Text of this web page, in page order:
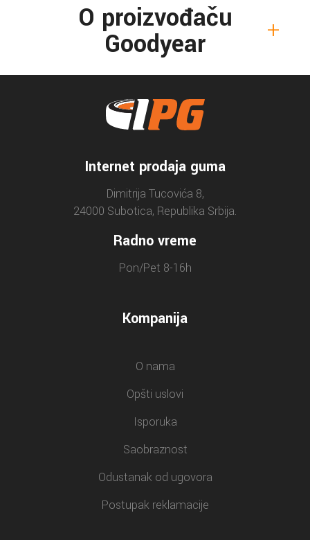
O proizvođaču
Goodyear
Internet prodaja guma
Dimitrija Tucovića 8,
24000 Subotica, Republika Srbija.
Radno vreme
Pon/Pet 8-16h
Kompanija
O nama
Opšti uslovi
Isporuka
Saobraznost
Odustanak od ugovora
Postupak reklamacije